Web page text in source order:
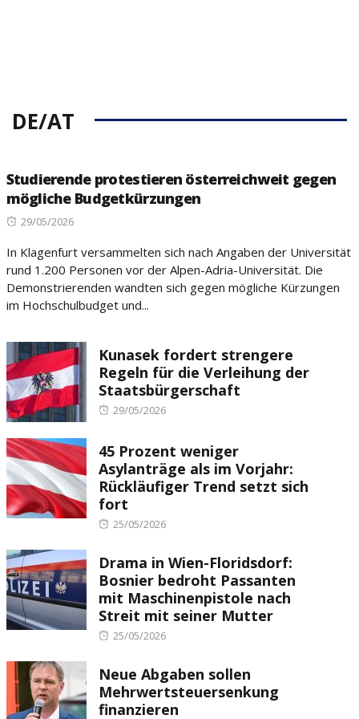
DE/AT
Studierende protestieren österreichweit gegen
mögliche Budgetkürzungen
Posted
29/05/2026
In Klagenfurt versammelten sich nach Angaben der Universität
rund 1.200 Personen vor der Alpen-Adria-Universität. Die
Demonstrierenden wandten sich gegen mögliche Kürzungen
im Hochschulbudget und...
Kunasek fordert strengere
Regeln für die Verleihung der
Staatsbürgerschaft
Posted
29/05/2026
45 Prozent weniger
Asylanträge als im Vorjahr:
Rückläufiger Trend setzt sich
fort
Posted
25/05/2026
Drama in Wien-Floridsdorf:
Bosnier bedroht Passanten
mit Maschinenpistole nach
Streit mit seiner Mutter
Posted
25/05/2026
Neue Abgaben sollen
Mehrwertsteuersenkung
finanzieren